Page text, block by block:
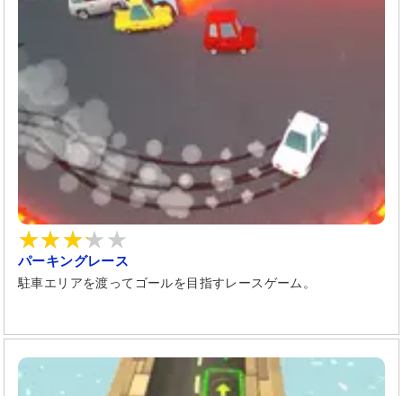
パーキングレース
駐車エリアを渡ってゴールを目指すレースゲーム。